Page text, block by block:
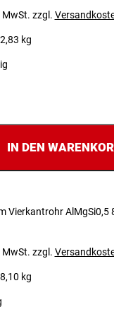
MwSt. zzgl.
kg
IN DEN
Vierkantrohr AlMgSi0,5
MwSt. zzgl.
kg